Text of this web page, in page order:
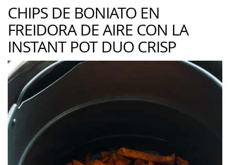
CHIPS DE BONIATO EN
FREIDORA DE AIRE CON LA
INSTANT POT DUO CRISP